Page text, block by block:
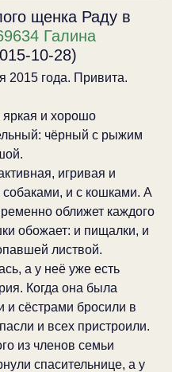
щенка Раду в
Галина
10-28)
2015 года. Привита.
яркая и хорошо
чёрный с рыжим
игривая и
и с кошками. А
оближет каждого
обожает: и пищалки, и
листвой.
а у неё уже есть
Когда она была
и сёстрами бросили в
и всех пристроили.
из членов семьи
спасительнице, а у